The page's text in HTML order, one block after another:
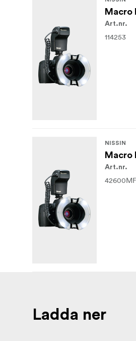
Macro
Art.nr.
114253
NISSIN
Macro
Art.nr.
Ladda ner